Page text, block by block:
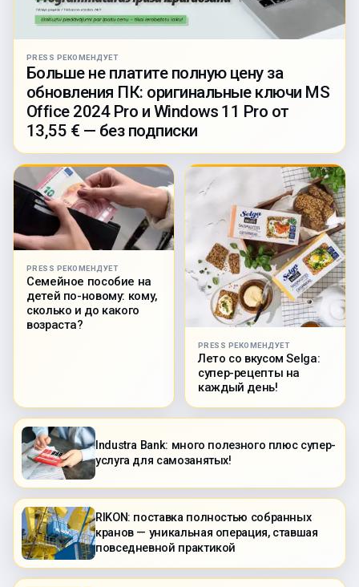
PRESS РЕКОМЕНДУЕТ
Больше не платите полную цену за
обновления ПК: оригинальные ключи MS
Office 2024 Pro и Windows 11 Pro от
13,55 € — без подписки
PRESS РЕКОМЕНДУЕТ
Семейное пособие на
детей по-новому: кому,
сколько и до какого
возраста?
PRESS РЕКОМЕНДУЕТ
Лето со вкусом Selga:
супер-рецепты на
каждый день!
Industra Bank: много полезного плюс супер-
услуга для самозанятых!
RIKON: поставка полностью собранных
кранов — уникальная операция, ставшая
повседневной практикой